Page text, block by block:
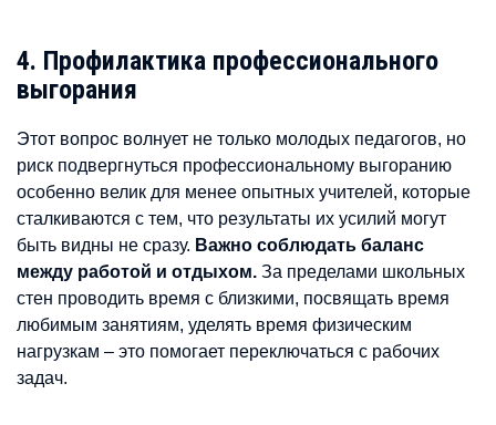
4. Профилактика профессионального
выгорания
Этот вопрос волнует не только молодых педагогов, но
риск подвергнуться профессиональному выгоранию
особенно велик для менее опытных учителей, которые
сталкиваются с тем, что результаты их усилий могут
быть видны не сразу. Важно соблюдать баланс
между работой и отдыхом. За пределами школьных
стен проводить время с близкими, посвящать время
любимым занятиям, уделять время физическим
нагрузкам – это помогает переключаться с рабочих
задач.